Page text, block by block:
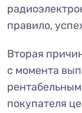
правило,
Вторая
с момента
покупателя